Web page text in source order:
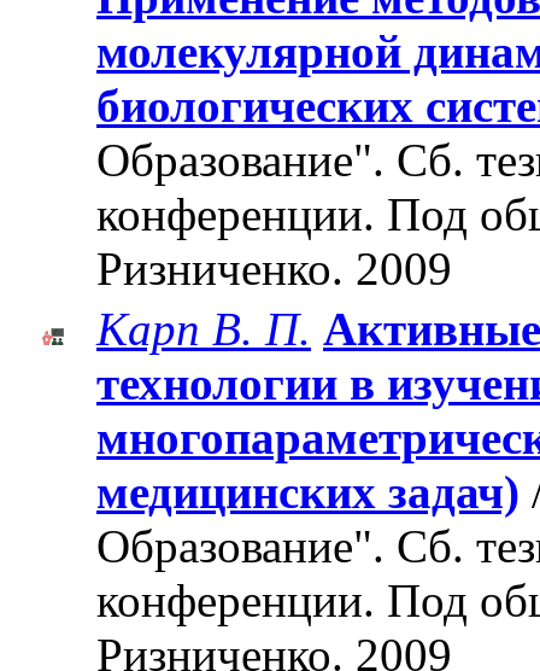
молекулярной
биологических
Образование". Cб.
конференции. Под
Ризниченко. 2009
Карп В. П.
технологии в
медицинских задач)
Образование". Cб.
конференции. Под
Ризниченко. 2009